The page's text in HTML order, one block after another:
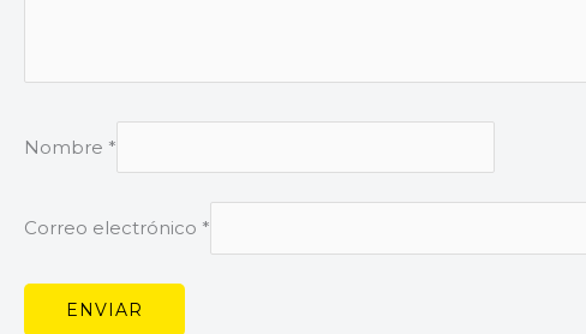
Nombre *
Correo electrónico *